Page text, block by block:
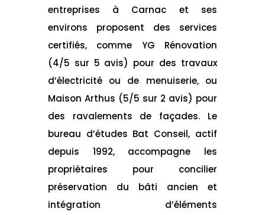
entreprises à Carnac et ses
environs proposent des services
certifiés, comme YG Rénovation
(4/5 sur 5 avis) pour des travaux
d’électricité ou de menuiserie, ou
Maison Arthus (5/5 sur 2 avis) pour
des ravalements de façades. Le
bureau d’études Bat Conseil, actif
depuis 1992, accompagne les
propriétaires pour concilier
préservation du bâti ancien et
intégration d’éléments